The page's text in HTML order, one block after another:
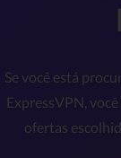
Se você está
ExpressVPN,
ofertas